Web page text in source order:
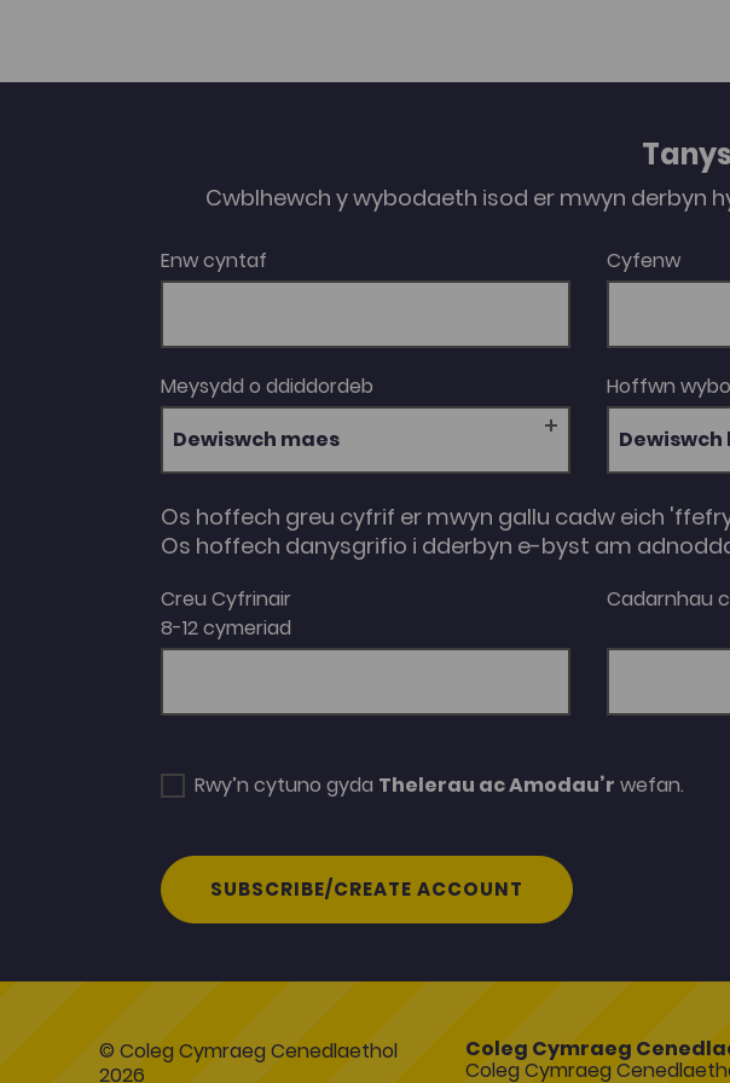
Cwblhewch y wybodaeth isod er mwyn derbyn
Enw cyntaf Cyfenw
Meysydd o ddiddordeb
Dewiswch maes
Hoffwn
Dewiswch
Os hoffech greu cyfrif er mwyn gallu cadw eich
Os hoffech danysgrifio i dderbyn e-byst am
Creu Cyfrinair
8-12 cymeriad
Cadarnhau
Rwy’n cytuno gyda Thelerau ac Amodau’r wefan.
SUBSCRIBE/CREATE ACCOUNT
© Coleg Cymraeg Cenedlaethol
2026
Coleg Cymraeg
Coleg Cymraeg